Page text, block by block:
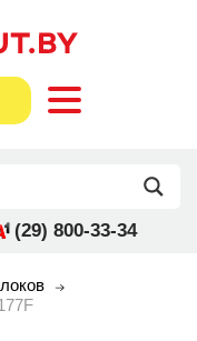
(29) 800-33-34